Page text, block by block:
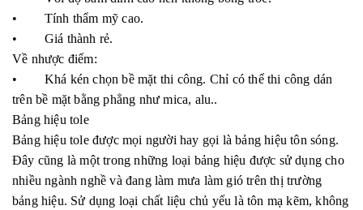
• Tính thẩm mỹ cao.
• Giá thành rẻ.
Về nhược điểm:
• Khá kén chọn bề mặt thi công. Chỉ có thể thi công dán
trên bề mặt bằng phẳng như mica, alu..
Bảng hiệu tole
Bảng hiệu tole được mọi người hay gọi là bảng hiệu tôn sóng.
Đây cũng là một trong những loại bảng hiệu được sử dụng cho
nhiều ngành nghề và đang làm mưa làm gió trên thị trường
bảng hiệu. Sử dụng loại chất liệu chủ yếu là tôn mạ kẽm, không